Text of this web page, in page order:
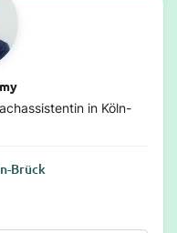
in Köln-
Brück